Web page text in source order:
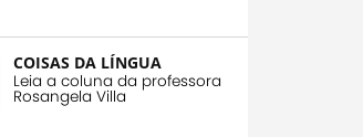
COISAS DA LÍNGUA
Leia a coluna da professora
Rosangela Villa